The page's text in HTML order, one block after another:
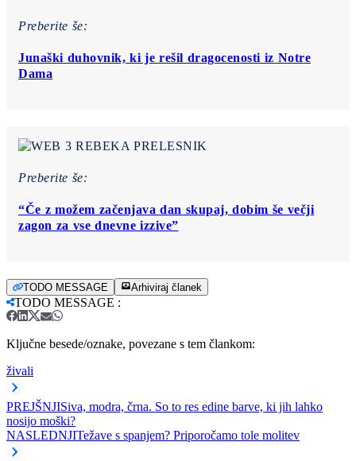
Preberite še:
Junaški duhovnik, ki je rešil dragocenosti iz Notre
Dama
Preberite še:
“Če z možem začenjava dan skupaj, dobim še večji
zagon za vse dnevne izzive”
TODO MESSAGE Arhiviraj članek
TODO MESSAGE :
Ključne besede/oznake, povezane s tem člankom:
živali
PREJŠNJISiva, modra, črna. So to res edine barve, ki jih lahko
nosijo moški?
NASLEDNJITežave s spanjem? Priporočamo tole molitev